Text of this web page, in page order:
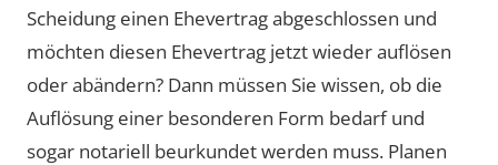
Scheidung einen Ehevertrag abgeschlossen und
möchten diesen Ehevertrag jetzt wieder auflösen
oder abändern? Dann müssen Sie wissen, ob die
Auflösung einer besonderen Form bedarf und
sogar notariell beurkundet werden muss. Planen